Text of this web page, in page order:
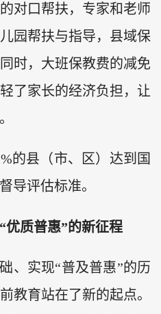
对口帮扶，专家和老师
园帮扶与指导，县域保
时，大班保教费的减免
了家长的经济负担，让
的县（市、区）达到国
导评估标准。
优质普惠”的新征程
、实现“普及普惠”的历
教育站在了新的起点。